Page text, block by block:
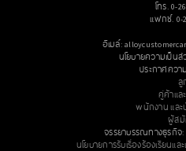
โทร. 0-
แฟกซ์. 0-
อีเมล์:
นโยบายความเป็น
ประกาศควา
ลู
คู่ค้าแล
พนักงาน แล
ผู้สมั
จรรยาบรรณทางธุรกิจ:
นโยบายการรับเรื่องร้องเรียนแ